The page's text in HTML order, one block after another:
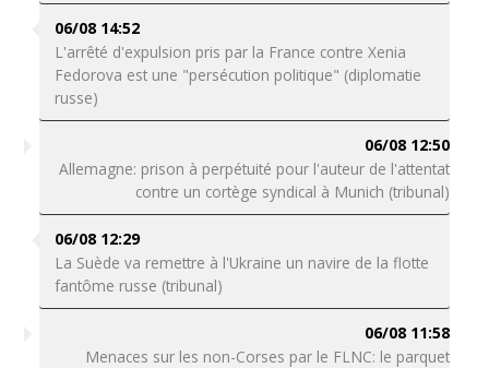
06/08 14:52
L'arrêté d'expulsion pris par la France contre Xenia
Fedorova est une "persécution politique" (diplomatie
russe)
06/08 12:50
Allemagne: prison à perpétuité pour l'auteur de l'attentat
contre un cortège syndical à Munich (tribunal)
06/08 12:29
La Suède va remettre à l'Ukraine un navire de la flotte
fantôme russe (tribunal)
06/08 11:58
Menaces sur les non-Corses par le FLNC: le parquet